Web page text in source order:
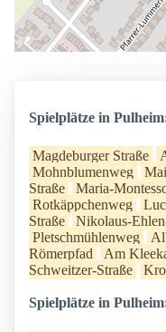
Spielplätze in
Magdeburger Straße
Mohnblumenweg
Straße
Maria-
Rotkäppchenweg
Straße
Nikolaus-
Pletschmühlenweg
Römerpfad
Am
Schweitzer-Straße
Spielplätze in